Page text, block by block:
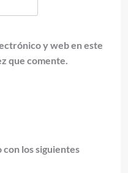
y web en este
que comente.
los siguientes